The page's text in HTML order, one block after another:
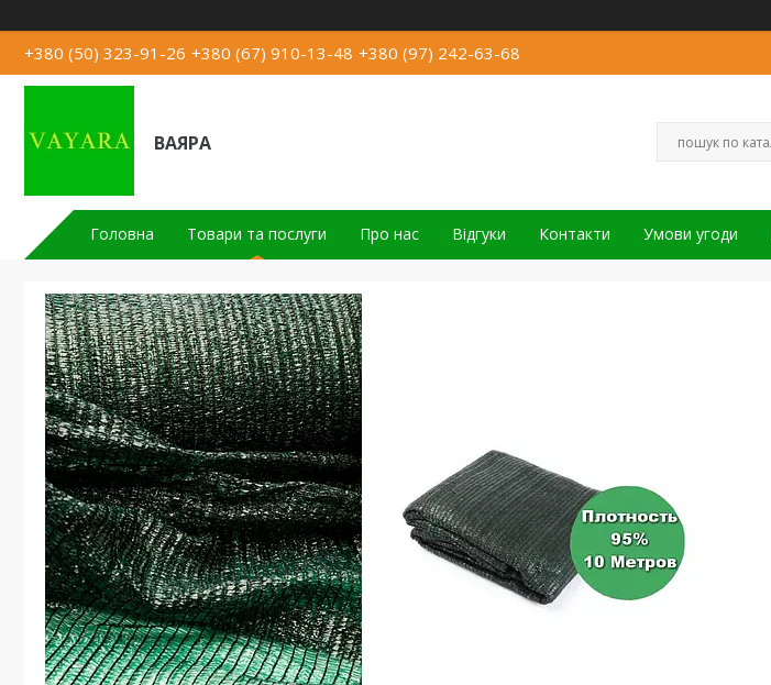
+380 (50) 323-91-26 +380 (67) 910-13-48 +380 (97) 242-63-68
ВАЯРА
Головна Товари та послуги Про нас Відгуки Контакти Умови угоди